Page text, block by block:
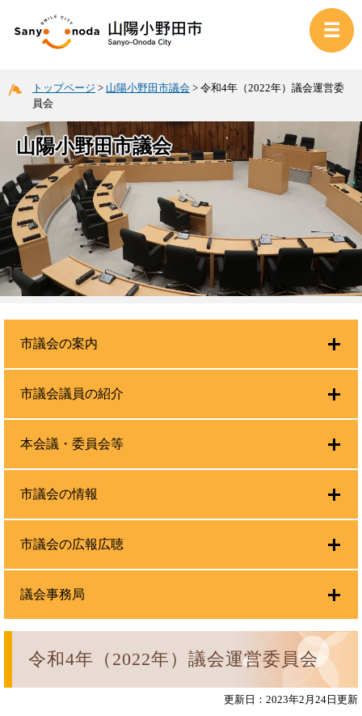
トップページ > 山陽小野田市議会 > 令和4年（2022年）議会運営委
員会
山陽小野田市議会
令和4年（2022年）議会運営委員会
更新日：2023年2月24日更新
市議会の案内
市議会議員の紹介
本会議・委員会等
市議会の情報
市議会の広報広聴
議会事務局